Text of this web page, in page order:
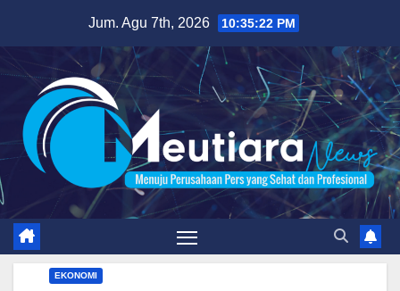
content
Jum. Agu 7th, 2026 10:35:23 PM
EKONOMI